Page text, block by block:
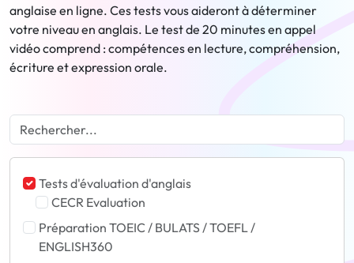
anglaise en ligne. Ces tests vous aideront à déterminer
votre niveau en anglais. Le test de 20 minutes en appel
vidéo comprend : compétences en lecture, compréhension,
écriture et expression orale.
Tests d'évaluation d'anglais
CECR Evaluation
Préparation TOEIC / BULATS / TOEFL /
ENGLISH360